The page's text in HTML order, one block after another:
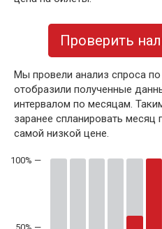
Проверить
Мы провели анализ спроса
отобразили полученные
интервалом по месяцам.
заранее спланировать месяц
самой низкой цене.